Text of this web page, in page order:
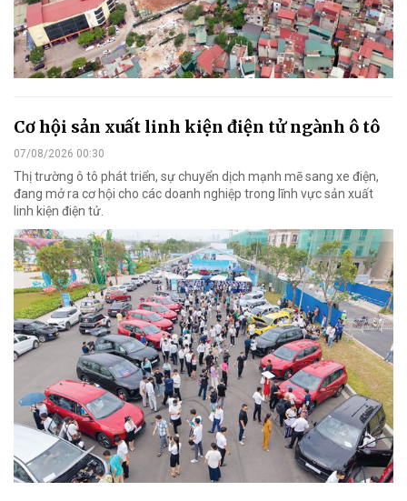
Cơ hội sản xuất linh kiện điện tử ngành ô tô
07/08/2026 00:30
Thị trường ô tô phát triển, sự chuyển dịch mạnh mẽ sang xe điện,
đang mở ra cơ hội cho các doanh nghiệp trong lĩnh vực sản xuất
linh kiện điện tử.